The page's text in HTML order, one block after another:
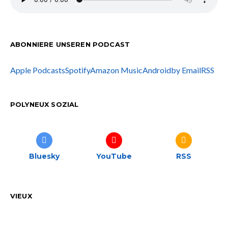
ABONNIERE UNSEREN PODCAST
Apple PodcastsSpotifyAmazon MusicAndroidby EmailRSS
POLYNEUX SOZIAL
Bluesky YouTube RSS
VIEUX